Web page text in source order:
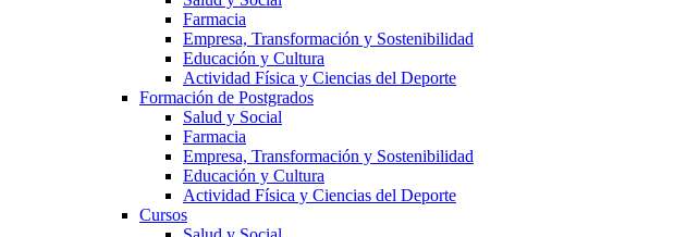
Farmacia
Empresa, Transformación y Sostenibilidad
Educación y Cultura
Actividad Física y Ciencias del Deporte
Formación de Postgrados
Salud y Social
Farmacia
Empresa, Transformación y Sostenibilidad
Educación y Cultura
Actividad Física y Ciencias del Deporte
Cursos